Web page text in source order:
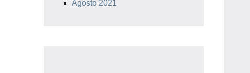
Agosto 2021